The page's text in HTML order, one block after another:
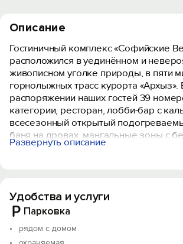
Описание
Гостиничный комплекс «Софийские
расположился в уединённом и
живописном уголке природы, в пяти
горнолыжных трасс курорта «Архыз».
распоряжении наших гостей 39
категории, ресторан, лобби-бар с
всесезонный открытый
баня на дровах, мангальные зоны с
детские площадки.
оставаться на связи с близкими, к
предоставляется высокоскоростное
свежей выпечки, горячих блюд и
Развернуть описание
Удобства и услуги
Парковка
рядом с домом